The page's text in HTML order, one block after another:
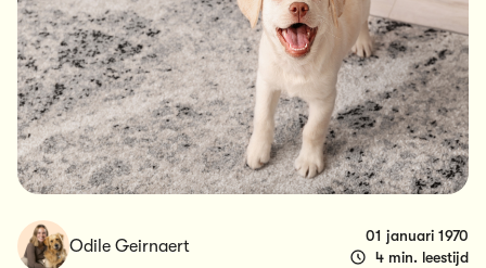
Odile Geirnaert
01 januari 1970
4 min. leestijd